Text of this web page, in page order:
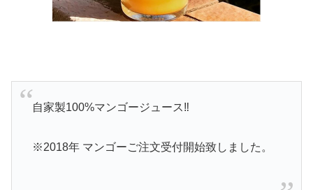
自家製100%マンゴージュース‼
※2018年 マンゴーご注文受付開始致しました。